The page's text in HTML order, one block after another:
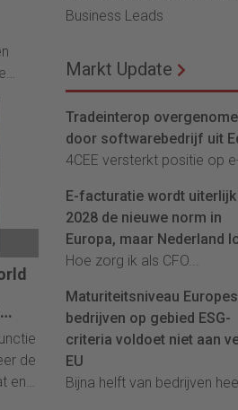
bij
de
en
Business Leads
Markt Update
Tradeinterop
door softwarebedrijf uit
4CEE versterkt positie op
E-facturatie wordt uiterlijk
2028 de nieuwe norm in
Europa, maar Nederland
Hoe zorg ik als CFO...
Maturiteitsniveau
bedrijven op gebied ESG-
criteria voldoet niet aan
EU
Bijna helft van bedrijven